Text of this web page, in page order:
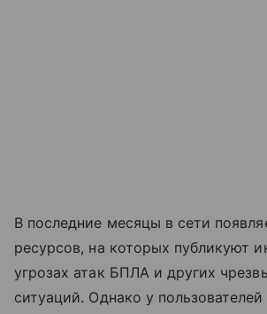
В последние месяцы в сети
ресурсов, на которых публикуют
угрозах атак БПЛА и других
ситуаций. Однако у